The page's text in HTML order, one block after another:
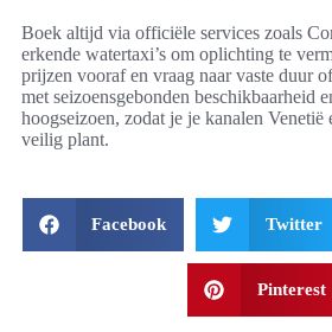
Boek altijd via officiële services zoals
erkende watertaxi’s om oplichting te
prijzen vooraf en vraag naar vaste duur
met seizoensgebonden beschikbaarheid
hoogseizoen, zodat je je kanalen
veilig plant.
Facebook Twitter
Pinterest